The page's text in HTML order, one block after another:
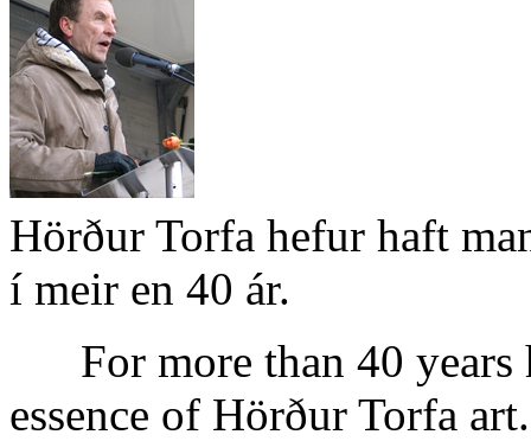
Hörður Torfa hefur haft
í meir en 40 ár.
For more than 40 years
essence of Hörður Torfa